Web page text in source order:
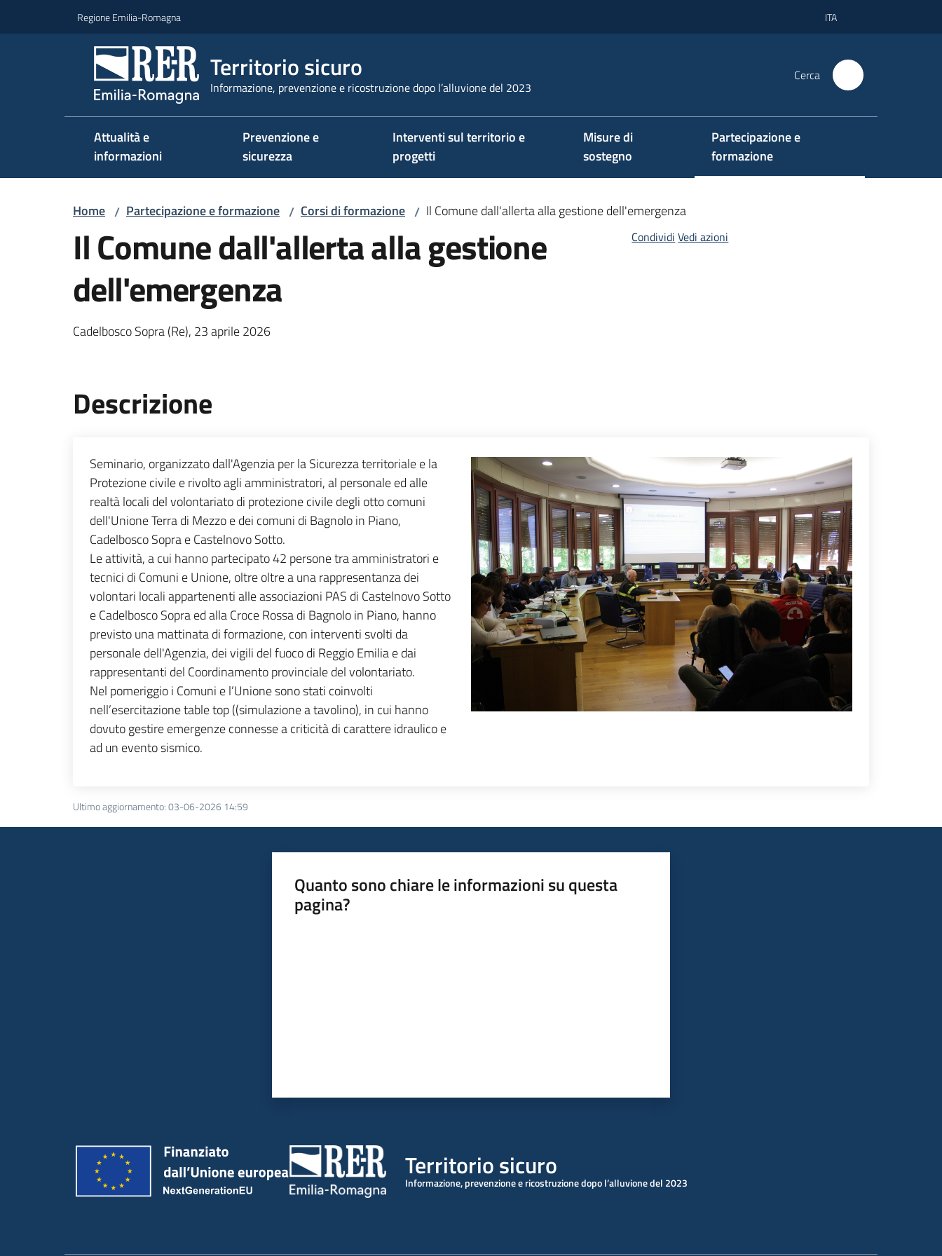
Regione Emilia-Romagna ITA
Territorio sicuro
Informazione, prevenzione e ricostruzione dopo l’alluvione del 2023
Cerca
Attualità e
informazioni
Prevenzione e
sicurezza
Interventi sul territorio e
progetti
Misure di
sostegno
Partecipazione e
formazione
Home / Partecipazione e formazione / Corsi di formazione / Il Comune dall'allerta alla gestione dell'emergenza
Il Comune dall'allerta alla gestione
dell'emergenza
Cadelbosco Sopra (Re), 23 aprile 2026
Condividi Vedi azioni
Descrizione
Seminario, organizzato dall'Agenzia per la Sicurezza territoriale e la
Protezione civile e rivolto agli amministratori, al personale ed alle
realtà locali del volontariato di protezione civile degli otto comuni
dell'Unione Terra di Mezzo e dei comuni di Bagnolo in Piano,
Cadelbosco Sopra e Castelnovo Sotto.
Le attività, a cui hanno partecipato 42 persone tra amministratori e
tecnici di Comuni e Unione, oltre oltre a una rappresentanza dei
volontari locali appartenenti alle associazioni PAS di Castelnovo Sotto
e Cadelbosco Sopra ed alla Croce Rossa di Bagnolo in Piano, hanno
previsto una mattinata di formazione, con interventi svolti da
personale dell'Agenzia, dei vigili del fuoco di Reggio Emilia e dai
rappresentanti del Coordinamento provinciale del volontariato.
Nel pomeriggio i Comuni e l’Unione sono stati coinvolti
nell’esercitazione table top ((simulazione a tavolino), in cui hanno
dovuto gestire emergenze connesse a criticità di carattere idraulico e
ad un evento sismico.
Ultimo aggiornamento:03-06-2026 14:59
Quanto sono chiare le informazioni su questa
pagina?
Territorio sicuro
Informazione, prevenzione e ricostruzione dopo l’alluvione del 2023